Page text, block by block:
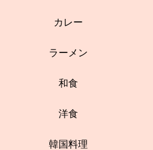
カレー
ラーメン
和食
洋食
韓国料理